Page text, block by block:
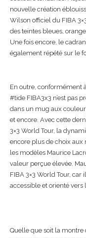
nouvelle création
Wilson officiel du FIBA
des teintes bleues,
Une fois encore, le
également répété sur le
En outre, conformément
#tide FIBA3x3 n’est pas
dans un mug aux
et encore. Avec cette
3×3 World Tour, la
encore plus de choix aux
les modèles Maurice
valeur perçue élevée.
FIBA 3×3 World Tour, car
accessible et orienté vers
Quelle que soit la montre